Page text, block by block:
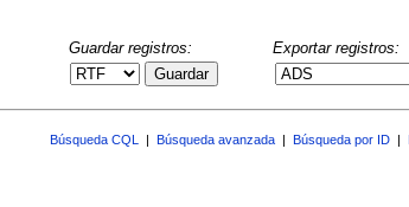
Guardar registros:
Guardar
Exportar registros:
Búsqueda CQL Búsqueda avanzada Búsqueda por ID